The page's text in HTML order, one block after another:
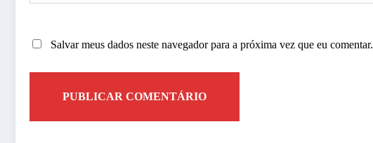
Salvar meus dados neste navegador para a próxima vez que eu comentar.